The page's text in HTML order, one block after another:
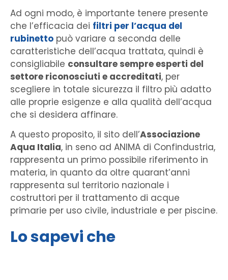
Ad ogni modo, è importante tenere presente
che l’efficacia dei filtri per l’acqua del
rubinetto può variare a seconda delle
caratteristiche dell’acqua trattata, quindi è
consigliabile consultare sempre esperti del
settore riconosciuti e accreditati, per
scegliere in totale sicurezza il filtro più adatto
alle proprie esigenze e alla qualità dell’acqua
che si desidera affinare.
A questo proposito, il sito dell’Associazione
Aqua Italia, in seno ad ANIMA di Confindustria,
rappresenta un primo possibile riferimento in
materia, in quanto da oltre quarant’anni
rappresenta sul territorio nazionale i
costruttori per il trattamento di acque
primarie per uso civile, industriale e per piscine.
Lo sapevi che